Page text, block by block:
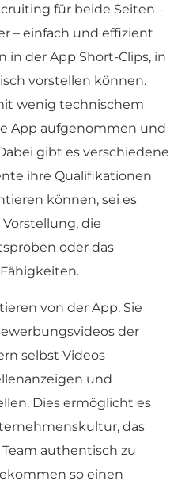
für beide Seiten –
– einfach und effizient
in der App Short-Clips, in
vorstellen können.
wenig technischem
App aufgenommen und
gibt es verschiedene
ihre Qualifikationen
können, sei es
die
oder das
von der App. Sie
der
selbst Videos
und
Dies ermöglicht es
das
authentisch zu
so einen